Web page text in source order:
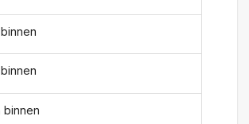
binnen